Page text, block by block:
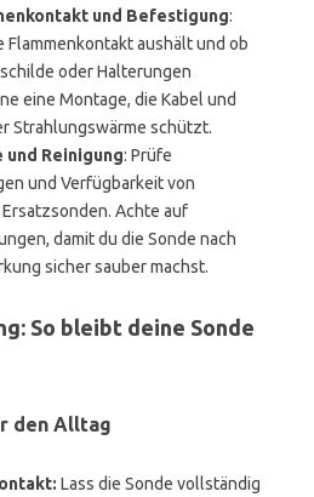
und Befestigung:
Flammenkontakt aushält und ob
oder Halterungen
eine Montage, die Kabel und
Strahlungswärme schützt.
und Reinigung: Prüfe
und Verfügbarkeit von
Achte auf
damit du die Sonde nach
sicher sauber machst.
So bleibt deine Sonde
den Alltag
Lass die Sonde vollständig